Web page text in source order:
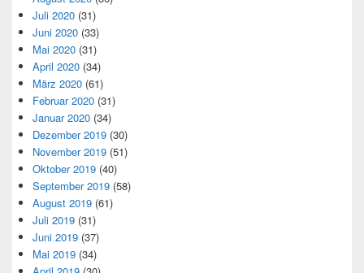
Juli 2020 (31)
Juni 2020 (33)
Mai 2020 (31)
April 2020 (34)
März 2020 (61)
Februar 2020 (31)
Januar 2020 (34)
Dezember 2019 (30)
November 2019 (51)
Oktober 2019 (40)
September 2019 (58)
August 2019 (61)
Juli 2019 (31)
Juni 2019 (37)
Mai 2019 (34)